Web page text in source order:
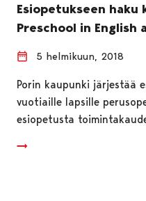
Esiopetukseen haku
Preschool in English
5 helmikuun, 2018
Porin kaupunki järjestää
vuotiaille lapsille
esiopetusta